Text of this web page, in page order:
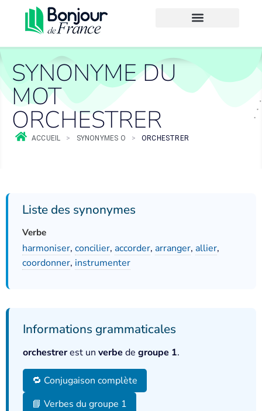
SYNONYME DU
MOT
ORCHESTRER
ACCUEIL > SYNONYMES O > ORCHESTRER
Liste des synonymes
Verbe
harmoniser, concilier, accorder, arranger, allier,
coordonner, instrumenter
Informations grammaticales
orchestrerest un verbe de groupe 1.
🔁 Conjugaison complète
📘 Verbes du groupe 1